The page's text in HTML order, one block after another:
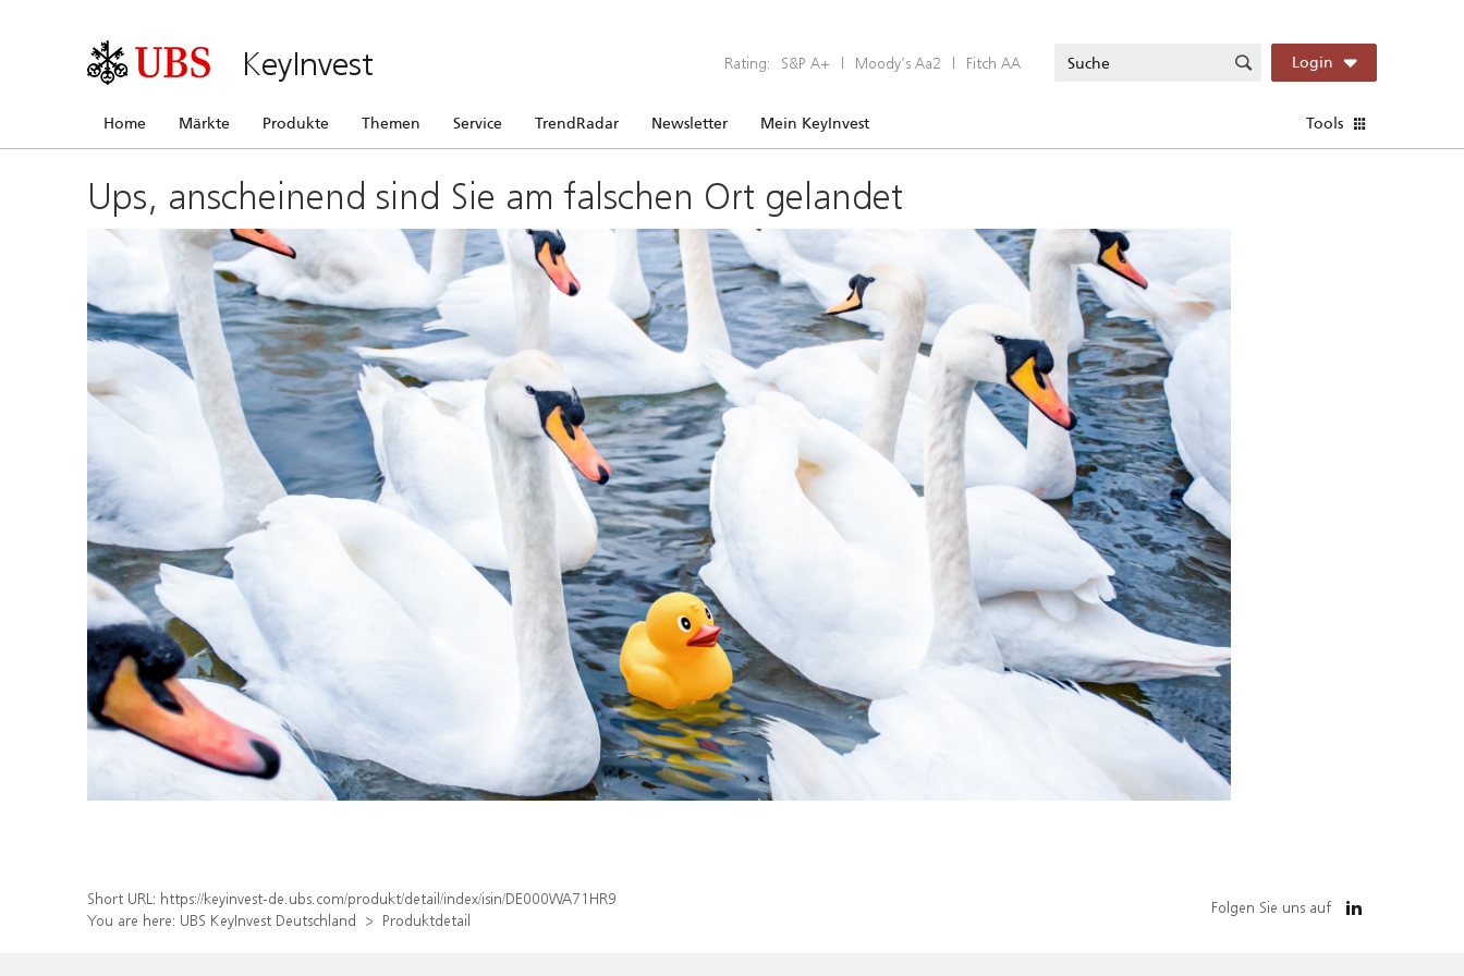
KeyInvest Rating: S&P A+ | Moody’s Aa2 | Fitch AA Login
Home Märkte Produkte Themen Service TrendRadar Newsletter Mein KeyInvest Tools
Ups, anscheinend sind Sie am falschen Ort gelandet
Short URL: https://keyinvest-de.ubs.com/produkt/detail/index/isin/DE000WA71HR9
You are here: UBS KeyInvest Deutschland Produktdetail
Folgen Sie uns auf